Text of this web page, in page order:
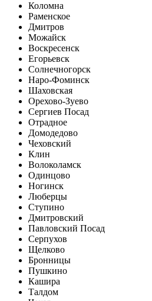
Коломна
Раменское
Дмитров
Можайск
Воскресенск
Егорьевск
Солнечногорск
Наро-Фоминск
Шаховская
Орехово-Зуево
Сергиев Посад
Отрадное
Домодедово
Чеховский
Клин
Волоколамск
Одинцово
Ногинск
Люберцы
Ступино
Дмитровский
Павловский Посад
Серпухов
Щелково
Бронницы
Пушкино
Кашира
Талдом